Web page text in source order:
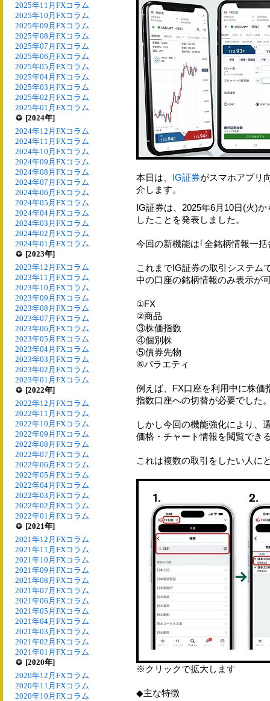
2025年11月FXコラム
2025年10月FXコラム
2025年09月FXコラム
2025年08月FXコラム
2025年07月FXコラム
2025年06月FXコラム
2025年05月FXコラム
2025年04月FXコラム
2025年03月FXコラム
2025年02月FXコラム
2025年01月FXコラム
[2024年]
2024年12月FXコラム
2024年11月FXコラム
2024年10月FXコラム
2024年09月FXコラム
2024年08月FXコラム
2024年07月FXコラム
2024年06月FXコラム
2024年05月FXコラム
2024年04月FXコラム
2024年03月FXコラム
2024年02月FXコラム
2024年01月FXコラム
[2023年]
2023年12月FXコラム
2023年11月FXコラム
2023年10月FXコラム
2023年09月FXコラム
2023年08月FXコラム
2023年07月FXコラム
2023年06月FXコラム
2023年05月FXコラム
2023年04月FXコラム
2023年03月FXコラム
2023年02月FXコラム
2023年01月FXコラム
[2022年]
2022年12月FXコラム
2022年11月FXコラム
2022年10月FXコラム
2022年09月FXコラム
2022年08月FXコラム
2022年07月FXコラム
2022年06月FXコラム
2022年05月FXコラム
2022年04月FXコラム
2022年03月FXコラム
2022年02月FXコラム
2022年01月FXコラム
[2021年]
2021年12月FXコラム
2021年11月FXコラム
2021年10月FXコラム
2021年09月FXコラム
2021年08月FXコラム
2021年07月FXコラム
2021年06月FXコラム
2021年05月FXコラム
2021年04月FXコラム
2021年03月FXコラム
2021年02月FXコラム
2021年01月FXコラム
[2020年]
2020年12月FXコラム
2020年11月FXコラム
2020年10月FXコラム
本日は、 IG証券がスマホアプリ
介します。
IG証券は、2025年6月10日(火)
したことを発表しました。
今回の新機能は｢全銘柄情報一
これまでIG証券の取引システム
中の口座の銘柄情報のみ表示が
①FX
②商品
③株価指数
④個別株
⑤債券先物
⑥バラエティ
例えば、FX口座を利用中に株価
指数口座への切替が必要でした
しかし今回の機能強化により、
価格・チャート情報を閲覧でき
これは複数の取引をしたい人に
※クリックで拡大します
◆主な特徴